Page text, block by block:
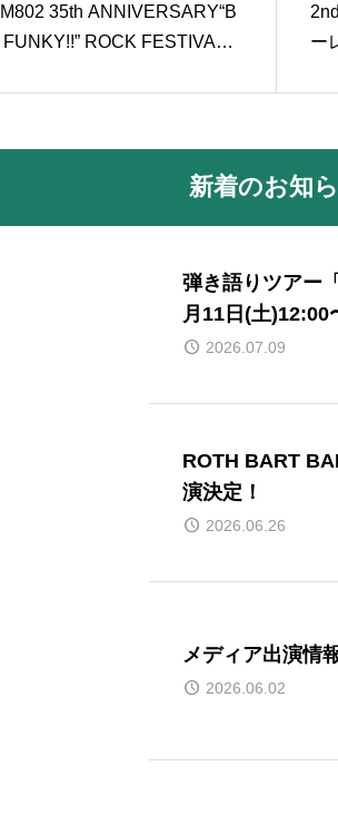
35th ANNIVERSARY“B
FUNKY!!” ROCK FESTIVAL
ー
新着のお知
弾き語りツアー
月11日(土)12:00
2026.07.09
ROTH BART
演決定！
2026.06.26
メディア出演情
2026.06.02